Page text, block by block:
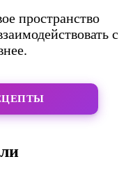
пространство
с